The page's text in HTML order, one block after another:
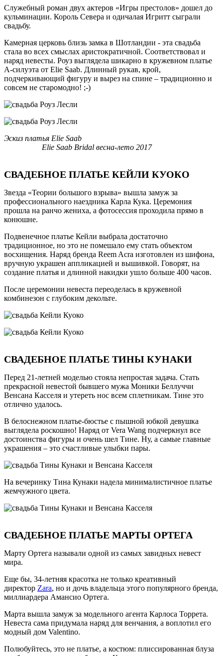
Служебный роман двух актеров «Игры престолов» дошел до
кульминации. Король Севера и одичалая Игритт сыграли
свадьбу.
Камерная церковь близь замка в Шотландии - эта свадьба
стала во всех смыслах аристократичной. Соответствовал и
наряд невесты. Роуз выглядела шикарно в кружевном платье
А-силуэта от Elie Saab. Длинный рукав, крой,
подчеркивающий фигуру и вырез на спине – традиционно и
совсем не старомодно! ;-)
Эскиз платья Elie Saab
Elie Saab Bridal весна-лето 2017
СВАДЕБНОЕ ПЛАТЬЕ КЕЙЛИ КУОКО
Звезда «Теории большого взрыва» вышла замуж за
профессионального наездника Карла Кука. Церемония
прошла на ранчо жениха, а фотосессия проходила прямо в
конюшне.
Подвенечное платье Кейли выбрала достаточно
традиционное, но это не помешало ему стать объектом
восхищения. Наряд бренда Reem Acra изготовлен из шифона,
вручную украшен аппликацией и вышивкой. Говорят, на
создание платья и длинной накидки ушло больше 400 часов.
После церемонии невеста переоделась в кружевной
комбинезон с глубоким декольте.
СВАДЕБНОЕ ПЛАТЬЕ ТИНЫ КУНАКИ
Перед 21-летней моделью стояла непростая задача. Стать
прекрасной невестой бывшего мужа Моники Беллуччи
Венсана Касселя и утереть нос всем сплетникам. Тине это
отлично удалось.
В белоснежном платье-бюстье с пышной юбкой девушка
выглядела роскошно! Наряд от Vera Wang подчеркнул все
достоинства фигуры и очень шел Тине. Ну, а самые главные
украшения – это счастливые улыбки пары.
На вечеринку Тина Кунаки надела минималистичное платье
жемчужного цвета.
СВАДЕБНОЕ ПЛАТЬЕ МАРТЫ ОРТЕГА
Марту Ортега называли одной из самых завидных невест
мира.
Еще бы, 34-летняя красотка не только креативный
директор Zara, но и дочь владельца этого популярного бренда,
миллиардера Амансио Ортега.
Марта вышла замуж за модельного агента Карлоса Торрета.
Невеста сама придумала наряд для венчания, а воплотил его
модный дом Valentino.
Полюбуйтесь, это не платье, а костюм: плиссированная блуза